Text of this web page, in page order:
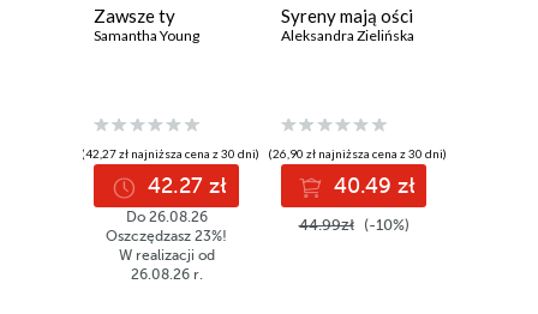
Zawsze ty
Samantha Young
(42,27 zł najniższa cena z 30 dni)
42.27 zł
Do 26.08.26
Oszczędzasz 23%!
W realizacji od
26.08.26 r.
Syreny mają ości
Aleksandra Zielińska
(26,90 zł najniższa cena z 30 dni)
40.49 zł
44.99zł (-10%)